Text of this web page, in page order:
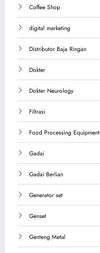
Coffee Shop
digital marketing
Distributor Baja Ringan
Dokter
Dokter Neurology
Filtrasi
Food Processing Equipment
Gadai
Gadai Berlian
Generator set
Genset
Genteng Metal